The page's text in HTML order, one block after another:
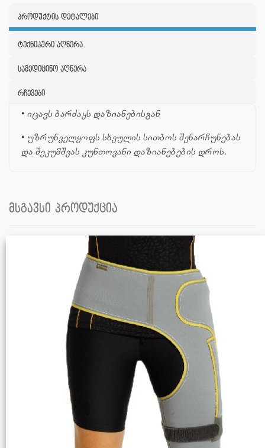
პროდუქტის დეტალები
ტექნიკური აღწერა
სამედიცინო აღწერა
რჩევები
• იცავს ბარძაყს დაზიანებისგან
• უზრუნველყოფს სხეულის სითბოს შენარჩუნებას
და შეკუმშვას კუნთოვანი დაზიანებების დროს.
მსგავსი პროდუქცია